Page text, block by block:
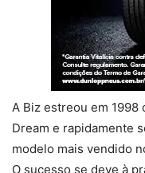
A Biz estreou em 1998
Dream e rapidamente
modelo mais vendido
O sucesso se deve à